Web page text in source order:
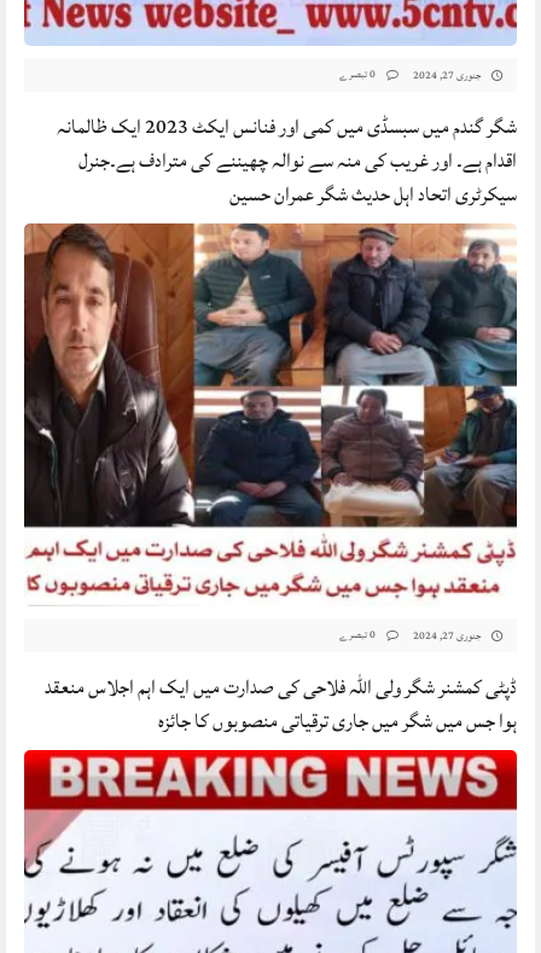
جنوری 27, 2024
شگر گندم میں سبسڈی میں کمی اور فنانس ایکٹ 2023 ایک ظالمانہ
اقدام ہے۔ اور غریب کی منہ سے نوالہ چھیننے کی مترادف ہے۔جنرل
سیکرٹری اتحاد اہل حدیث شگر عمران حسین
جنوری 27, 2024
ڈپٹی کمشنر شگر ولی اللہ فلاحی کی صدارت میں ایک اہم اجلاس منعقد
ہوا جس میں شگر میں جاری ترقیاتی منصوبوں کا جائزہ